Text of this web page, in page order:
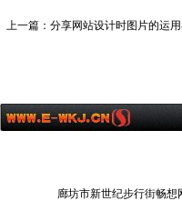
上一篇： 分享网站设计时图片的运
廊坊市新世纪步行街畅